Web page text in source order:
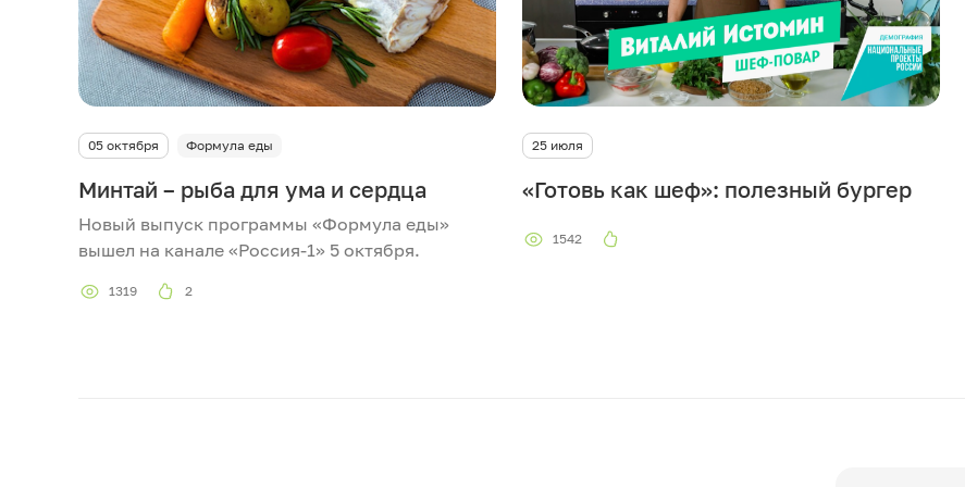
т
и
в
05 октября Формула еды
Минтай – рыба для ума и сердца
Новый выпуск программы «Формула еды»
вышел на канале «Россия-1» 5 октября.
1319 2
25 июля
«Готовь как шеф»: полезный бургер
1542